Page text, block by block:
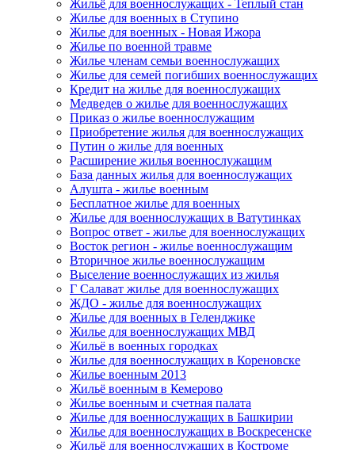
Жильё для военнослужащих - Теплый стан
Жилье для военных в Ступино
Жилье для военных - Новая Ижора
Жилье по военной травме
Жилье членам семьи военнослужащих
Жилье для семей погибших военнослужащих
Кредит на жилье для военнослужащих
Медведев о жилье для военнослужащих
Приказ о жилье военнослужащим
Приобретение жилья для военнослужащих
Путин о жилье для военных
Расширение жилья военнослужащим
База данных жилья для военнослужащих
Алушта - жилье военным
Бесплатное жилье для военных
Жилье для военнослужащих в Ватутинках
Вопрос ответ - жилье для военнослужащих
Восток регион - жилье военнослужащим
Вторичное жилье военнослужащим
Выселение военнослужащих из жилья
Г Салават жилье для военнослужащих
ЖДО - жилье для военнослужащих
Жилье для военных в Геленджике
Жилье для военнослужащих МВД
Жильё в военных городках
Жилье для военнослужащих в Кореновске
Жилье военным 2013
Жильё военным в Кемерово
Жилье военным и счетная палата
Жилье для военнослужащих в Башкирии
Жилье для военнослужащих в Воскресенске
Жильё для военнослужащих в Костроме